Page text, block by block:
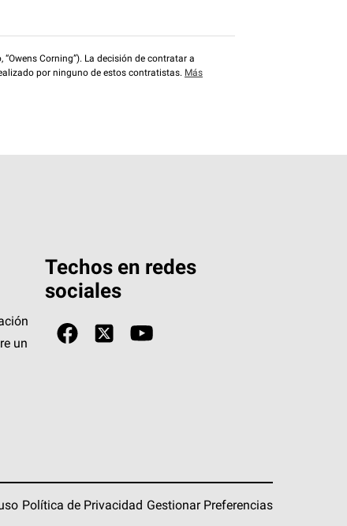
Corning”). La decisión de contratar a
por ninguno de estos contratistas. Más
un
Techos en redes
sociales
Política de Privacidad Gestionar Preferencias